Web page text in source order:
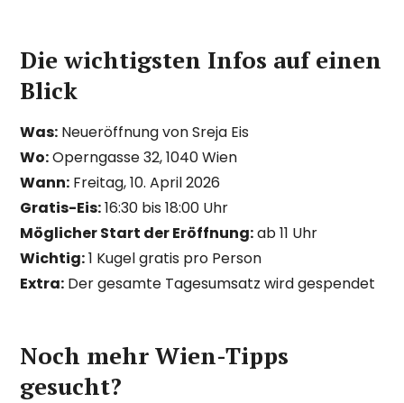
Die wichtigsten Infos auf einen
Blick
Was: Neueröffnung von Sreja Eis
Wo:Operngasse 32, 1040 Wien
Wann: Freitag, 10. April 2026
Gratis-Eis:16:30 bis 18:00 Uhr
Möglicher Start der Eröffnung:ab 11 Uhr
Wichtig:1 Kugel gratis pro Person
Extra: Der gesamte Tagesumsatz wird gespendet
Noch mehr Wien-Tipps
gesucht?